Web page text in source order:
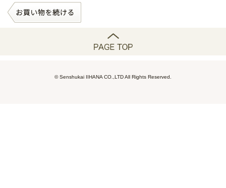
© Senshukai IIHANA CO.,LTD All Rights Reserved.